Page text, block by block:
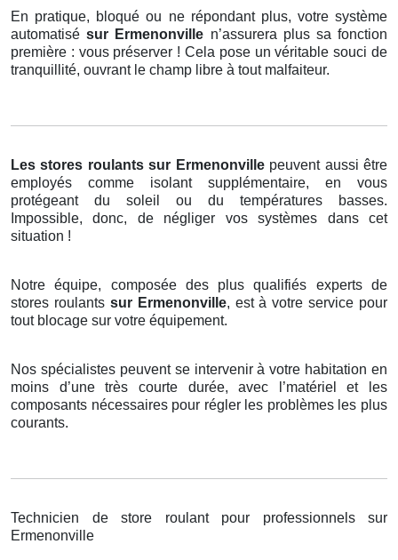
En pratique, bloqué ou ne répondant plus, votre système
automatisésur Ermenonville n’assurera plus sa fonction
première : vous préserver ! Cela pose un véritable souci de
tranquillité, ouvrant le champ libre à tout malfaiteur.
Les stores roulants sur Ermenonville peuvent aussi être
employés comme isolant supplémentaire, en vous
protégeant du soleil ou du températures basses.
Impossible, donc, de négliger vos systèmes dans cet
situation !
Notre équipe, composée des plus qualifiés experts de
stores roulants sur Ermenonville, est à votre service pour
tout blocage sur votre équipement.
Nos spécialistes peuvent se intervenir à votre habitation en
moins d’une très courte durée, avec l’matériel et les
composants nécessaires pour régler les problèmes les plus
courants.
Technicien de store roulant pour professionnels sur
Ermenonville